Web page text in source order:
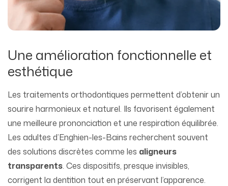
Une amélioration fonctionnelle et
esthétique
Les traitements orthodontiques permettent d’obtenir un
sourire harmonieux et naturel. Ils favorisent également
une meilleure prononciation et une respiration équilibrée.
Les adultes d’Enghien-les-Bains recherchent souvent
des solutions discrètes comme les aligneurs
transparents. Ces dispositifs, presque invisibles,
corrigent la dentition tout en préservant l’apparence.